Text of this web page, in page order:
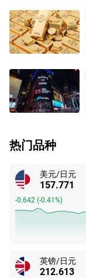
热门品种
美元/日元
157.771
-0.642 (-0.41%)
英镑/日元
212.613